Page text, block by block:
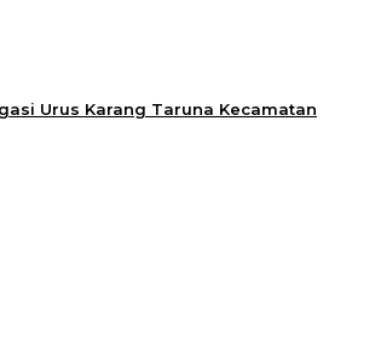
Urus Karang Taruna Kecamatan